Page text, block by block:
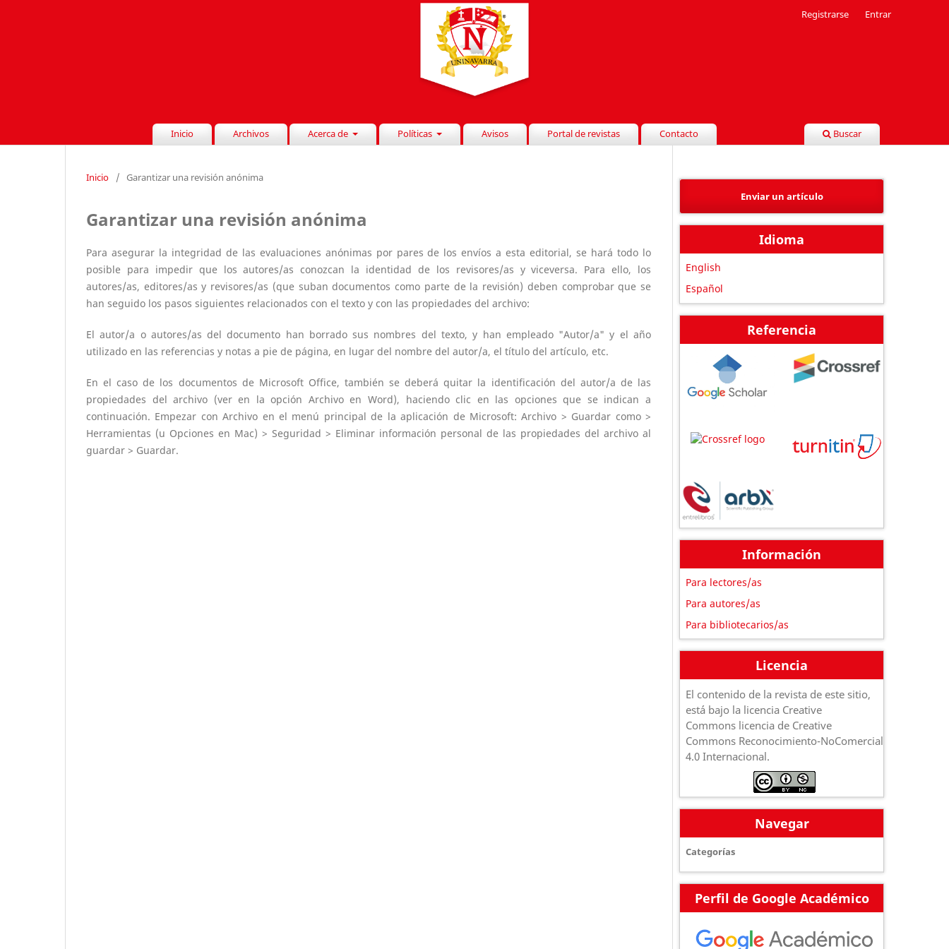
Inicio Archivos Acerca de Políticas Avisos Portal de revistas Contacto Buscar
Registrarse Entrar
Inicio / Garantizar una revisión anónima
Garantizar una revisión anónima
Para asegurar la integridad de las evaluaciones anónimas por pares de los envíos a esta editorial, se hará todo lo
posible para impedir que los autores/as conozcan la identidad de los revisores/as y viceversa. Para ello, los
autores/as, editores/as y revisores/as (que suban documentos como parte de la revisión) deben comprobar que se
han seguido los pasos siguientes relacionados con el texto y con las propiedades del archivo:
El autor/a o autores/as del documento han borrado sus nombres del texto, y han empleado "Autor/a" y el año
utilizado en las referencias y notas a pie de página, en lugar del nombre del autor/a, el título del artículo, etc.
En el caso de los documentos de Microsoft Office, también se deberá quitar la identificación del autor/a de las
propiedades del archivo (ver en la opción Archivo en Word), haciendo clic en las opciones que se indican a
continuación. Empezar con Archivo en el menú principal de la aplicación de Microsoft: Archivo > Guardar como >
Herramientas (u Opciones en Mac) > Seguridad > Eliminar información personal de las propiedades del archivo al
guardar > Guardar.
Enviar un artículo
Idioma
English
Español
Referencia
Información
Para lectores/as
Para autores/as
Para bibliotecarios/as
Licencia
El contenido de la revista de este sitio,
está bajo la licencia Creative
Commons licencia de Creative
Commons Reconocimiento-NoComercial
4.0 Internacional.
Navegar
Categorías
Perfil de Google Académico